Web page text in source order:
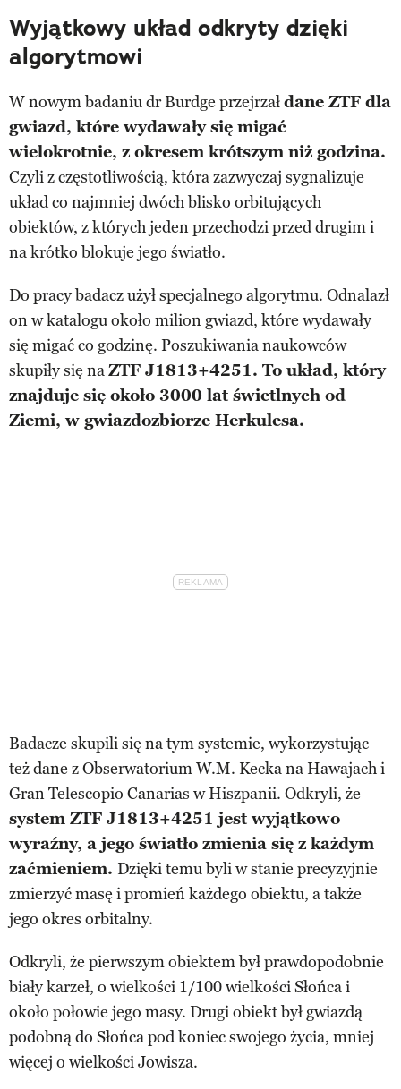
Wyjątkowy układ odkryty dzięki
algorytmowi
W nowym badaniu dr Burdge przejrzałdane ZTF dla
gwiazd, które wydawały się migać
wielokrotnie, z okresem krótszym niż godzina.
Czyli z częstotliwością, która zazwyczaj sygnalizuje
układ co najmniej dwóch blisko orbitujących
obiektów, z których jeden przechodzi przed drugim i
na krótko blokuje jego światło.
Do pracy badacz użył specjalnego algorytmu. Odnalazł
on w katalogu około milion gwiazd, które wydawały
się migać co godzinę. Poszukiwania naukowców
skupiły się naZTF J1813+4251. To układ, który
znajduje się około 3000 lat świetlnych od
Ziemi, w gwiazdozbiorze Herkulesa.
Badacze skupili się na tym systemie, wykorzystując
też dane z Obserwatorium W.M. Kecka na Hawajach i
Gran Telescopio Canarias w Hiszpanii. Odkryli, że
system ZTF J1813+4251 jest wyjątkowo
wyraźny, a jego światło zmienia się z każdym
zaćmieniem. Dzięki temu byli w stanie precyzyjnie
zmierzyć masę i promień każdego obiektu, a także
jego okres orbitalny.
Odkryli, że pierwszym obiektem był prawdopodobnie
biały karzeł, o wielkości 1/100 wielkości Słońca i
około połowie jego masy. Drugi obiekt był gwiazdą
podobną do Słońca pod koniec swojego życia, mniej
więcej o wielkości Jowisza.